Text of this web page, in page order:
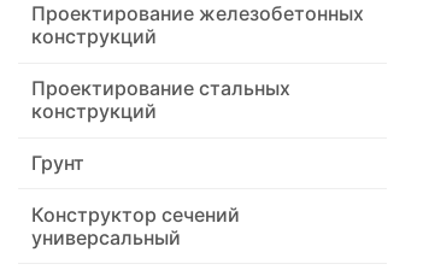
Проектирование железобетонных
конструкций
Проектирование стальных
конструкций
Грунт
Конструктор сечений
универсальный